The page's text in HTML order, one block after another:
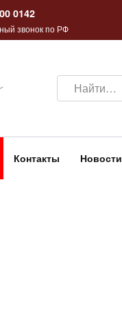
0142
звонок по РФ
Search
for:
Контакты Новости